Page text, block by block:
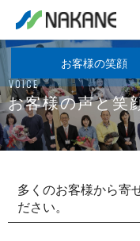
VOICE
お客様の声と笑
多くのお客様から寄
ださい。
お客様の笑顔